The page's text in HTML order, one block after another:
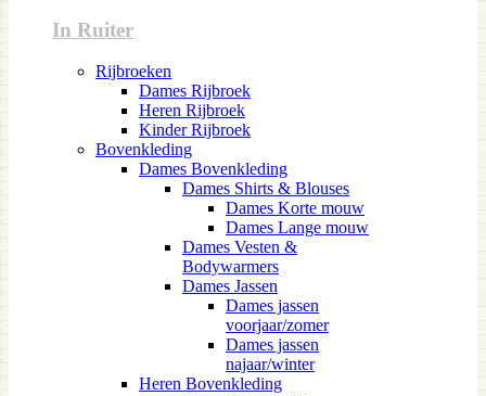
In Ruiter
Rijbroeken
Dames Rijbroek
Heren Rijbroek
Kinder Rijbroek
Bovenkleding
Dames Bovenkleding
Dames Shirts & Blouses
Dames Korte mouw
Dames Lange mouw
Dames Vesten &
Bodywarmers
Dames Jassen
Dames jassen
voorjaar/zomer
Dames jassen
najaar/winter
Heren Bovenkleding